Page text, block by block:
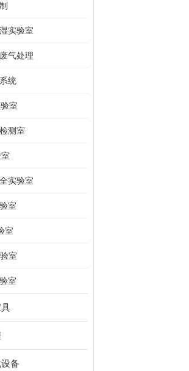
实验室
气处理
统
室
测室
实验室
室
室
室
室
备